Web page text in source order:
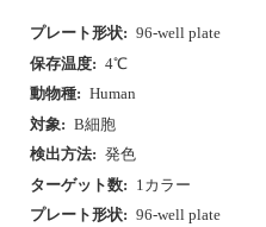
プレート形状: 96-well plate
保存温度: 4℃
動物種: Human
対象: B細胞
検出方法: 発色
ターゲット数: 1カラー
プレート形状: 96-well plate